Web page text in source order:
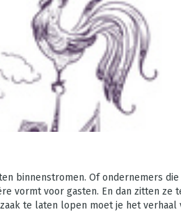
binnenstromen. Of ondernemers
vormt voor gasten. En dan zitten ze
te laten lopen moet je het